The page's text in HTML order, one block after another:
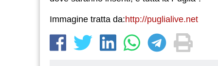
Immagine tratta da:http://puglialive.net